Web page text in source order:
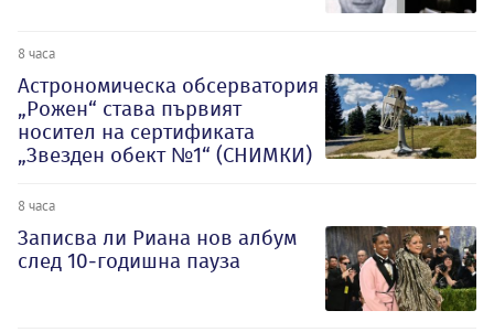
8 часа
Астрономическа обсерватория
„Рожен“ става първият
носител на сертификата
„Звезден обект №1“ (СНИМКИ)
8 часа
Записва ли Риана нов албум
след 10-годишна пауза